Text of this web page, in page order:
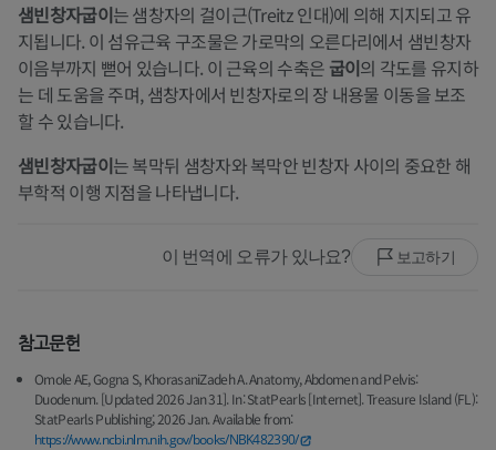
샘빈창자굽이는 샘창자의 걸이근(Treitz 인대)에 의해 지지되고 유
지됩니다. 이 섬유근육 구조물은 가로막의 오른다리에서 샘빈창자
이음부까지 뻗어 있습니다. 이 근육의 수축은 굽이의 각도를 유지하
는 데 도움을 주며, 샘창자에서 빈창자로의 장 내용물 이동을 보조
할 수 있습니다.
샘빈창자굽이는 복막뒤 샘창자와 복막안 빈창자 사이의 중요한 해
부학적 이행 지점을 나타냅니다.
이 번역에 오류가 있나요? 보고하기
참고문헌
Omole AE, Gogna S, KhorasaniZadeh A. Anatomy, Abdomen and Pelvis:
Duodenum. [Updated 2026 Jan 31]. In: StatPearls [Internet]. Treasure Island (FL):
StatPearls Publishing; 2026 Jan. Available from:
https://www.ncbi.nlm.nih.gov/books/NBK482390/